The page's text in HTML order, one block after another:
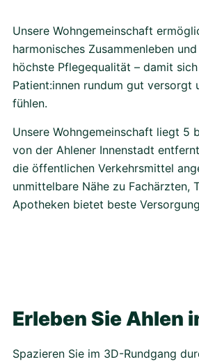
Unsere Wohngemeinschaft
harmonisches Zusammenleben
höchste Pflegequalität – damit
Patient:innen rundum gut versorgt
fühlen.
Unsere Wohngemeinschaft liegt 5
von der Ahlener Innenstadt
die öffentlichen Verkehrsmittel
unmittelbare Nähe zu Fachärzten,
Apotheken bietet beste
Erleben Sie Ahlen
Spazieren Sie im 3D-Rundgang